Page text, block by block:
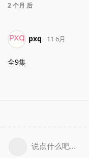
2 个月 后
pxq 11 6月
全9集
说点什么吧...